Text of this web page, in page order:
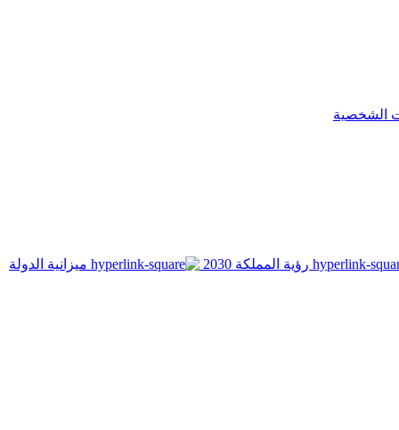
الشخصية
رؤية المملكة 2030 ميزانية الدولة